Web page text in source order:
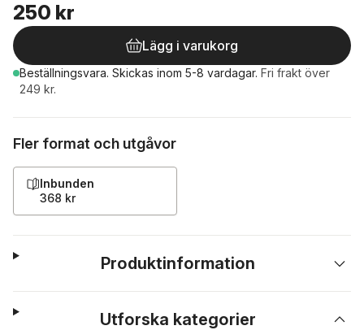
250 kr
Lägg i varukorg
Beställningsvara. Skickas inom 5-8 vardagar. Fri frakt över
249 kr.
Fler format och utgåvor
Inbunden
368 kr
Produktinformation
Utforska kategorier